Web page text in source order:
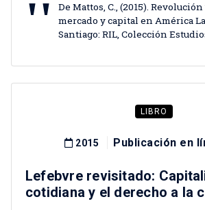
De Mattos, C., (2015).
mercado y capital en América
Santiago: RIL, Colección
LIBRO
2015 Publicación en
Lefebvre revisitado:
cotidiana y el derecho a la